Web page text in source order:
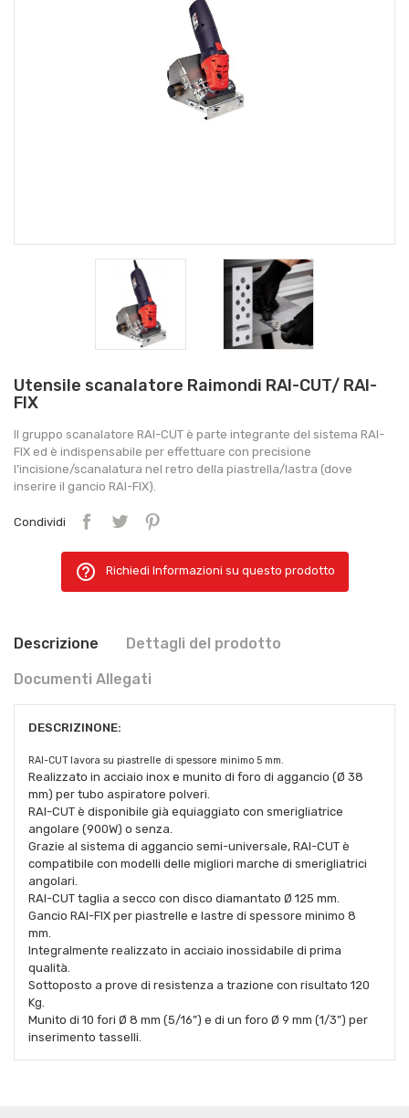
Utensile scanalatore Raimondi RAI-CUT/ RAI-
FIX
Il gruppo scanalatore RAI-CUT è parte integrante del sistema RAI-
FIX ed è indispensabile per effettuare con precisione
l’incisione/scanalatura nel retro della piastrella/lastra (dove
inserire il gancio RAI-FIX).
Condividi
help_outline Richiedi Informazioni su questo prodotto
Descrizione Dettagli del prodotto
Documenti Allegati
DESCRIZINONE:
RAI-CUT lavora su piastrelle di spessore minimo 5 mm.
Realizzato in acciaio inox e munito di foro di aggancio (Ø 38
mm) per tubo aspiratore polveri.
RAI-CUT è disponibile già equiaggiato con smerigliatrice
angolare (900W) o senza.
Grazie al sistema di aggancio semi-universale, RAI-CUT è
compatibile con modelli delle migliori marche di smerigliatrici
angolari.
RAI-CUT taglia a secco con disco diamantato Ø 125 mm.
Gancio RAI-FIX per piastrelle e lastre di spessore minimo 8
mm.
Integralmente realizzato in acciaio inossidabile di prima
qualità.
Sottoposto a prove di resistenza a trazione con risultato 120
Kg.
Munito di 10 fori Ø 8 mm (5/16”) e di un foro Ø 9 mm (1/3”) per
inserimento tasselli.